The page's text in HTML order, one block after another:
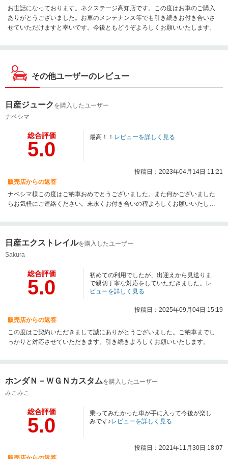
お世話になっております。ネクステージ高知店です。この度はお車のご購入
ありがとうございました。お車のメンテナンス等でも引き続きお付き合いさ
せていただけますと幸いです。今後ともどうぞよろしくお願いいたします。
その他ユーザーのレビュー
日産ジューク を購入したユーザー
ナベシマ
総合評価
5.0
最高！！ レビューを詳しく見る
投稿日：2023年04月14日 11:21
販売店からの返答
ナベシマ様この度はご納車おめでとうございました。また何かございました
らお気軽にご連絡ください。末永くお付き合いの程よろしくお願いいたしま
日産エクストレイルを購入したユーザー
Sakura
総合評価
5.0
初めての利用でしたが、出迎えから見送りま
で親切丁寧な対応をしていただきました。 レ
ビューを詳しく見る
投稿日：2025年09月04日 15:19
販売店からの返答
この度はご契約いただきまして誠にありがとうございました。ご納車までし
っかりと対応させていただきます。引き続きよろしくお願いいたします。
ホンダＮ－ＷＧＮカスタムを購入したユーザー
みこみこ
総合評価
5.0
乗ってみたかった車が手に入って今後が楽し
みです♪レビューを詳しく見る
投稿日：2021年11月30日 18:07